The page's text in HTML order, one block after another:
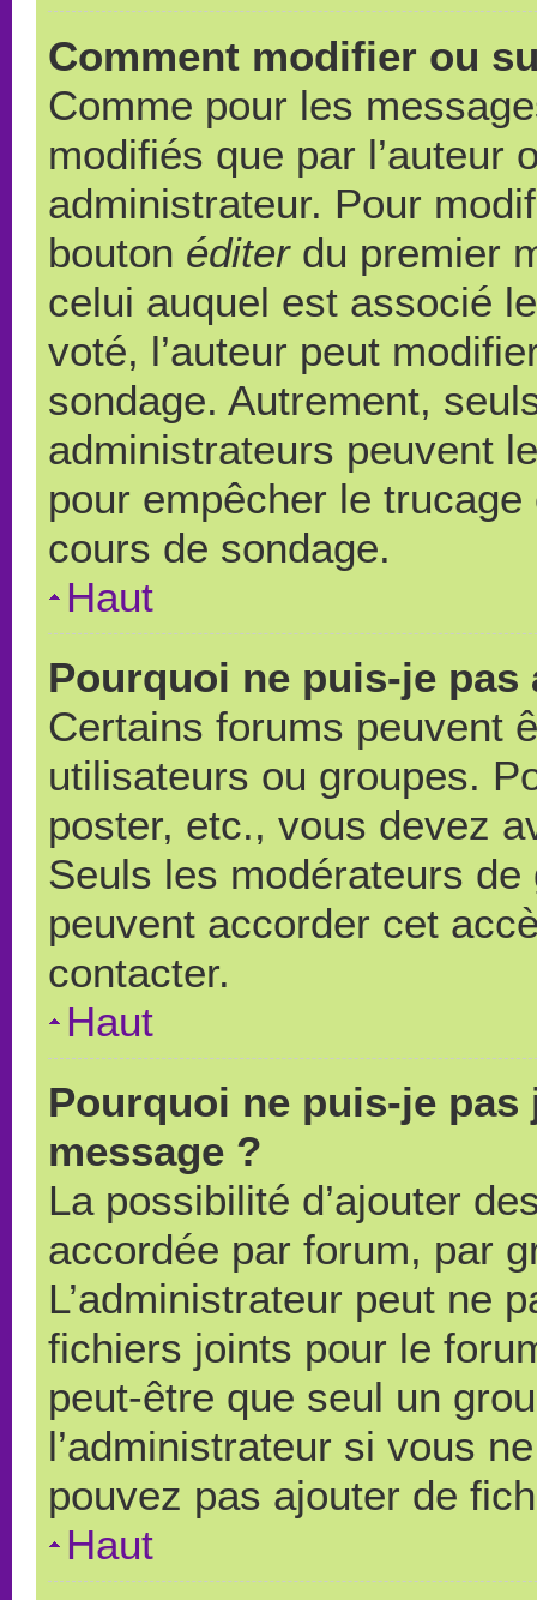
Comment modifier ou
Comme pour les
modifiés que par l’auteur
administrateur. Pour
bouton éditerdu premier
celui auquel est associé
voté, l’auteur peut
sondage. Autrement,
administrateurs peuvent
pour empêcher le
cours de sondage.
Haut
Pourquoi ne puis-je
Certains forums peuvent
utilisateurs ou groupes.
poster, etc., vous devez
Seuls les modérateurs
peuvent accorder cet
contacter.
Haut
Pourquoi ne puis-je
message ?
La possibilité d’ajouter
accordée par forum, par
L’administrateur peut ne
fichiers joints pour le
peut-être que seul un
l’administrateur si vous
pouvez pas ajouter de
Haut